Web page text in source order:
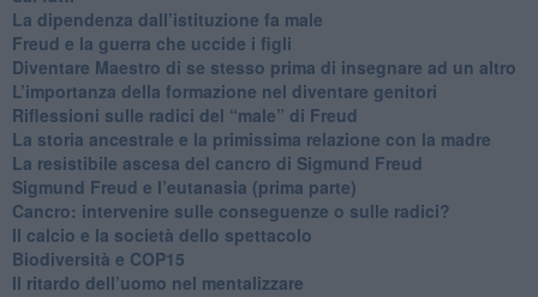
La dipendenza dall’istituzione fa male
​Freud e la guerra che uccide i figli
​Diventare Maestro di se stesso prima di insegnare ad un altro
L’importanza della formazione nel diventare genitori
Riflessioni sulle radici del “male” di Freud
​La storia ancestrale e la primissima relazione con la madre
​La resistibile ascesa del cancro di Sigmund Freud
Sigmund Freud e l’eutanasia (prima parte)
Cancro: intervenire sulle conseguenze o sulle radici?
​Il calcio e la società dello spettacolo
Biodiversità e COP15
​Il ritardo dell’uomo nel mentalizzare